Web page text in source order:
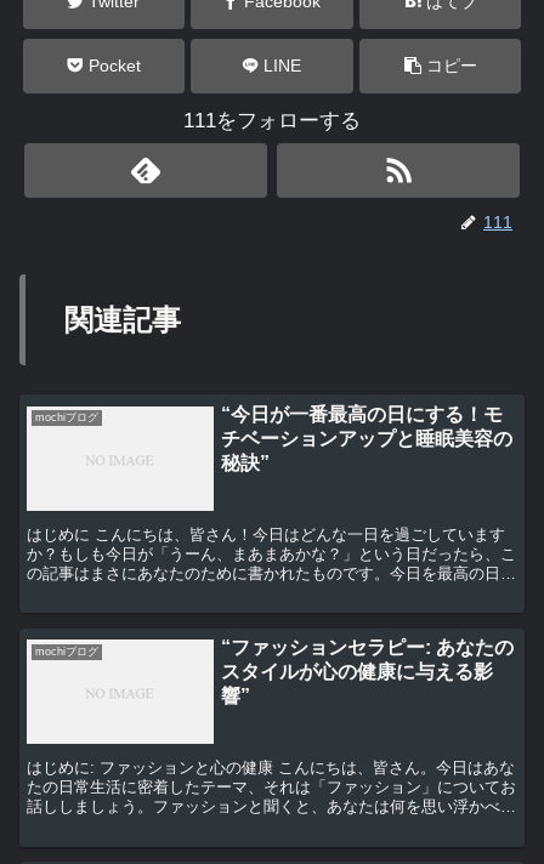
Pocket LINE コピー
111をフォローする
111
関連記事
mochiブログ
“今日が一番最高の日にする！モ
チベーションアップと睡眠美容の
秘訣”
はじめに こんにちは、皆さん！今日はどんな一日を過ごしています
か？もしも今日が「うーん、まあまあかな？」という日だったら、こ
の記事はまさにあなたのために書かれたものです。今日を最高の日に
mochiブログ
“ファッションセラピー: あなたの
スタイルが心の健康に与える影
響”
はじめに: ファッションと心の健康 こんにちは、皆さん。今日はあな
たの日常生活に密着したテーマ、それは「ファッション」についてお
話ししましょう。ファッションと聞くと、あなたは何を思い浮かべま